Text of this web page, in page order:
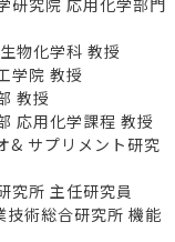
究院 応用化学部門
化学科 教授
院 教授
教授
用化学課程 教授
プリメント研究
主任研究員
総合研究所 機能